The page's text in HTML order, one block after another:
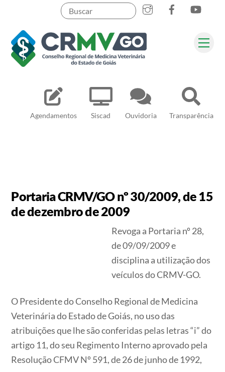
content
Agendamentos Siscad Ouvidoria Transparência
Pesquisar
Portaria CRMV/GO nº 30/2009, de 15
de dezembro de 2009
Revoga a Portaria nº 28,
de 09/09/2009 e
disciplina a utilização dos
veículos do CRMV-GO.
O Presidente do Conselho Regional de Medicina
Veterinária do Estado de Goiás, no uso das
atribuições que lhe são conferidas pelas letras “i” do
artigo 11, do seu Regimento Interno aprovado pela
Resolução CFMV Nº 591, de 26 de junho de 1992,